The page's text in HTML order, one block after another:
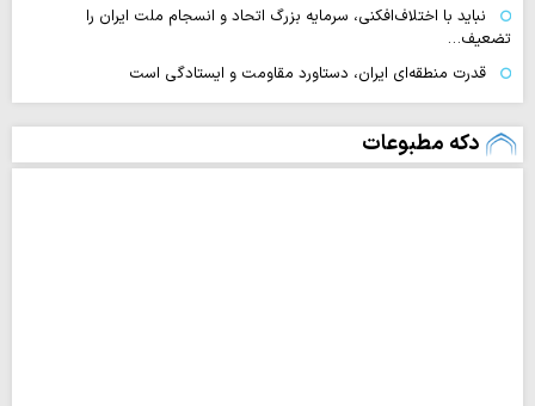
نباید با اختلاف‌افکنی، سرمایه بزرگ اتحاد و انسجام ملت ایران را
تضعیف…
قدرت منطقه‌ای ایران، دستاورد مقاومت و ایستادگی است
دکه مطبوعات